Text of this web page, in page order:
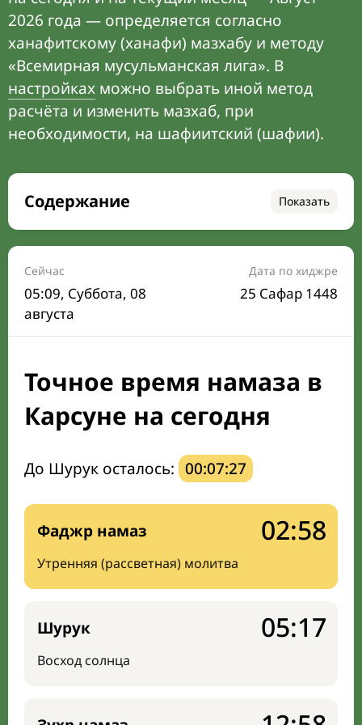
2026 года — определяется согласно
ханафитскому (ханафи) мазхабу и методу
«Всемирная мусульманская лига». В
настройках можно выбрать иной метод
расчёта и изменить мазхаб, при
необходимости, на шафиитский (шафии).
Содержание Показать
Время намаза на сегодня
Расписание на месяц
Время Сухура и Ифтара на сегодня
Календарь рамадана
Мечети и молельные комнаты
Направление киблы
Сейчас
05:09, Суббота, 08
августа
Дата по хиджре
25 Сафар 1448
Точное время намаза в
Карсуне на сегодня
До Шурук осталось: 00:07:26
Фаджр намаз
Утренняя (рассветная) молитва
02:58
Шурук
Восход солнца
05:17